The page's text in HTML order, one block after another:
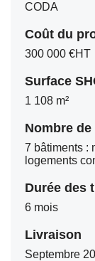
CODA
Coût du
300 000 €HT
Surface
1 108 m²
Nombre
7 bâtiments :
logements
Durée des
6 mois
Livraison
Septembre